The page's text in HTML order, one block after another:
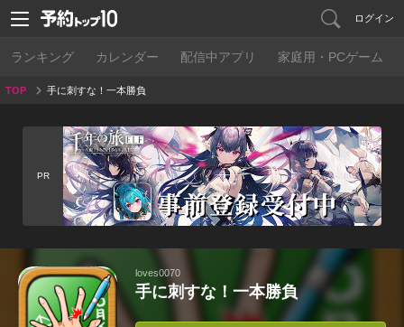
ログイン
ランキング カレンダー 配信中アプリ 家庭用・PCゲーム
TOP 手に刺すな！一本勝負
PR
loves0070
手に刺すな！一本勝負